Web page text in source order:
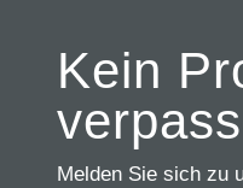
Kein
Melden Sie sich zu